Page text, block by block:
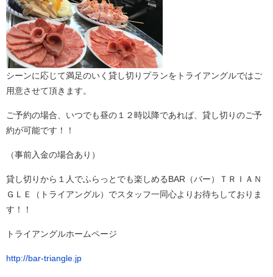
シーンに応じて満足のいく貸し切りプランをトライアングルではご
用意させて頂きます。
ご予約の場合、いつでも昼の１２時以降であれば、貸し切りのご予
約が可能です！！
（事前入金の場合あり）
貸し切りから１人でふらっとでも楽しめるBAR（バー）ＴＲＩＡＮ
ＧＬＥ（トライアングル）でスタッフ一同心よりお待ちしておりま
す！！
トライアングルホームページ
http://bar-triangle.jp